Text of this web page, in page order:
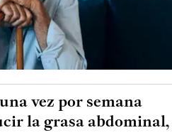
vez por semana
la grasa abdominal,